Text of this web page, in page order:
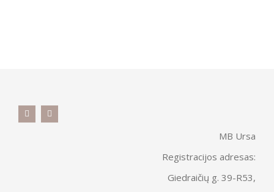
MB Ursa
Registracijos adresas:
Giedraičių g. 39-R53,